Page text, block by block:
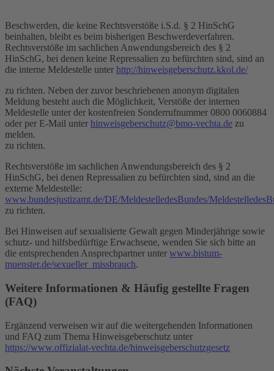
Beschwerden, die keine Rechtsverstöße i.S.d. § 2 HinSchG
beinhalten, bleibt es beim bisherigen Beschwerdeverfahren.
Rechtsverstöße im sachlichen Anwendungsbereich des § 2
HinSchG, bei denen keine Repressalien zu befürchten sind, sind an
die interne Meldestelle unter http://hinweisgeberschutz.kkol.de/
zu richten. Neben der zuvor beschriebenen anonym digitalen
Meldung besteht auch die Möglichkeit, Verstöße der internen
Meldestelle unter der kostenfreien Sonderrufnummer 0800 0060884
oder per E-Mail unter hinweisgeberschutz@bmo-vechta.de zu
melden.
zu richten.
Rechtsverstöße im sachlichen Anwendungsbereich des § 2
HinSchG, bei denen Repressalien zu befürchten sind, sind an die
externe Meldestelle:
www.bundesjustizamt.de/DE/MeldestelledesBundes/
zu richten.
Bei Hinweisen auf sexualisierte Gewalt gegen Minderjährige sowie
schutz- und hilfsbedürftige Erwachsene, wenden Sie sich bitte an
die entsprechenden Ansprechpartner unter www.bistum-
muenster.de/sexueller_missbrauch.
Weitere Informationen & Häufig gestellte Fragen
(FAQ)
Ergänzend verweisen wir auf die weitergehenden Informationen
und FAQ zum Thema Hinweisgeberschutz unter
https://www.offizialat-vechta.de/hinweisgeberschutzgesetz